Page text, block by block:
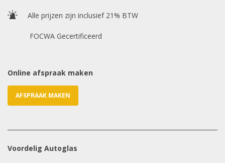
E-mailadres *
Alle prijzen zijn inclusief 21% BTW
FOCWA Gecertificeerd
Online afspraak maken
AFSPRAAK MAKEN
Voordelig Autoglas